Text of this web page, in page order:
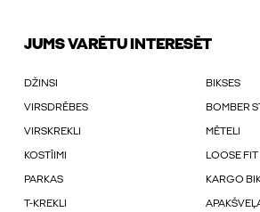
JUMS VARĒTU INTERESĒT
DŽINSI BIKSES
VIRSDRĒBES BOMBER
VIRSKREKLI MĒTELI
KOSTĪIMI LOOSE FIT
PARKAS KARGO
T-KREKLI